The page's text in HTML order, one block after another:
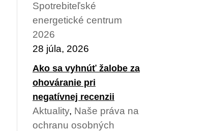
Spotrebiteľské
energetické centrum
2026
28 júla, 2026
Ako sa vyhnúť žalobe za
ohováranie pri
negatívnej recenzii
Aktuality, Naše práva na
ochranu osobných